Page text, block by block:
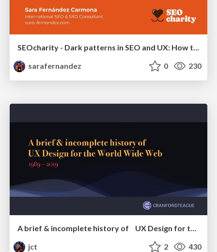
SEOcharity - Dark patterns in SEO and UX: How to avoid them and build a more ethical web
sarafernandez
0 230
jct
2 430